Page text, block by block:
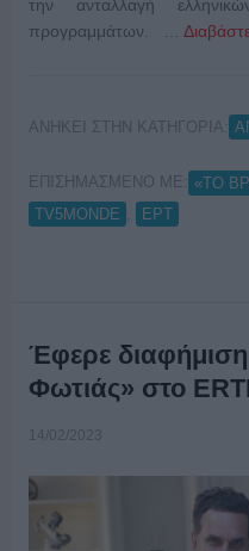
την ανταλλαγή
προγραμμάτων. …
ΑΝΗΚΕΙ ΣΤΗΝ ΚΑΤΗΓΟΡΙΑ:
ΕΠΙΣΗΜΑΣΜΕΝΟ ΜΕ: «ΤΟ
TV5MONDE
ΕΡΤ
Έφερε διαφήμιση
Φωτιάς» στο
14/02/2023